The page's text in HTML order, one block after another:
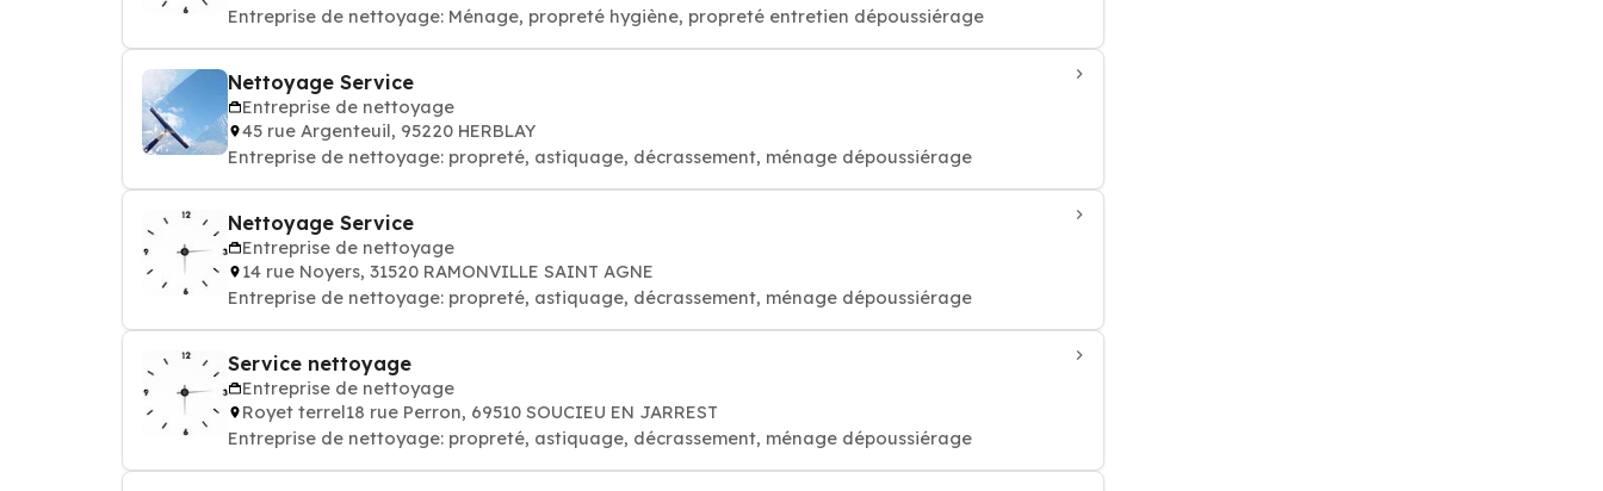
Entreprise de nettoyage: Ménage, propreté hygiène, propreté entretien dépoussiérage
Nettoyage Service
Entreprise de nettoyage
45 rue Argenteuil, 95220 HERBLAY
Entreprise de nettoyage: propreté, astiquage, décrassement, ménage dépoussiérage
Nettoyage Service
Entreprise de nettoyage
14 rue Noyers, 31520 RAMONVILLE SAINT AGNE
Entreprise de nettoyage: propreté, astiquage, décrassement, ménage dépoussiérage
Service nettoyage
Entreprise de nettoyage
Royet terrel18 rue Perron, 69510 SOUCIEU EN JARREST
Entreprise de nettoyage: propreté, astiquage, décrassement, ménage dépoussiérage